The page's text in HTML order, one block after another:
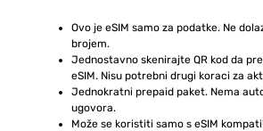
Ovo je eSIM samo za podatke. Ne
brojem.
Jednostavno skenirajte QR kod da
eSIM. Nisu potrebni drugi koraci za
Jednokratni prepaid paket. Nema
ugovora.
Može se koristiti samo s eSIM